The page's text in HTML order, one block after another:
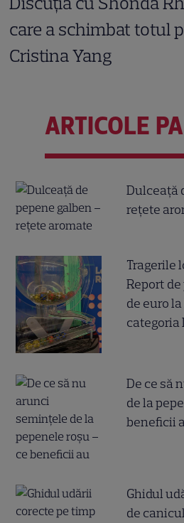
care a schimbat totul
Cristina Yang
ARTICOLE
Dulceață
rețete
Tragerile
Report
de euro
categoria I
De ce să
de la
beneficii
Ghidul
de